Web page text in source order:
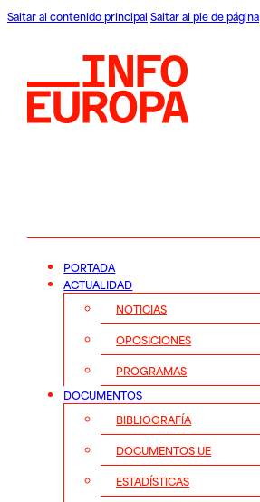
Saltar al contenido principal Saltar al pie de página
PORTADA
ACTUALIDAD
NOTICIAS
OPOSICIONES
PROGRAMAS
DOCUMENTOS
BIBLIOGRAFÍA
DOCUMENTOS UE
ESTADÍSTICAS